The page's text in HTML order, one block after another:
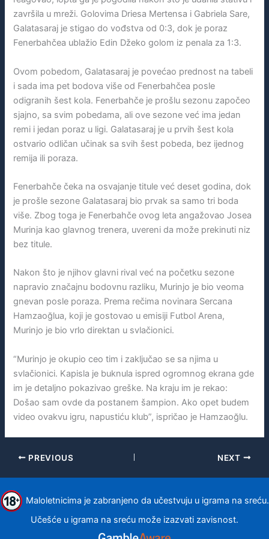
završila u mreži. Golovima Driesa Mertensa i Gabriela Sare,
Galatasaraj je stigao do vođstva od 0:3, dok je poraz
Fenerbahčea ublažio Edin Džeko golom iz penala za 1:3.
Ovom pobedom, Galatasaraj je povećao prednost na tabeli
i sada ima pet bodova više od Fenerbahčea posle
odigranih šest kola. Fenerbahče je prošlu sezonu započeo
sjajno, sa svim pobedama, ali ove sezone već ima jedan
remi i jedan poraz u ligi. Galatasaraj je u prvih šest kola
ostvario odličan učinak sa svih šest pobeda, bez ijednog
remija ili poraza.
Fenerbahče čeka na osvajanje titule već deset godina, dok
je prošle sezone Galatasaraj bio prvak sa samo tri boda
više. Zbog toga je Fenerbahče ovog leta angažovao Josea
Murinja kao glavnog trenera, uvereni da može prekinuti niz
bez titule.
Nakon što je njihov glavni rival već na početku sezone
napravio značajnu bodovnu razliku, Murinjo je bio veoma
gnevan posle poraza. Prema rečima novinara Sercana
Hamzaoğlua, koji je gostovao u emisiji Futbol Arena,
Murinjo je bio vrlo direktan u svlačionici.
“Murinjo je okupio ceo tim i zaključao se sa njima u
svlačionici. Kapisla je buknula ispred ogromnog ekrana gde
im je detaljno pokazivao greške. Na kraju im je rekao:
Došao sam ovde da postanem šampion. Ako opet budem
video ovakvu igru, napustiću klub”, ispričao je Hamzaoğlu.
PREVIOUS NEXT
Maloletnicima je zabranjeno da učestvuju u igrama na sreću.
Učešće u igrama na sreću može izazvati zavisnost.